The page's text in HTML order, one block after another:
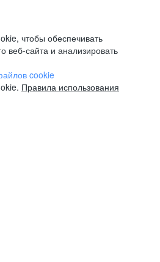
чтобы обеспечивать
веб-сайта и анализировать
cookie
Правила использования